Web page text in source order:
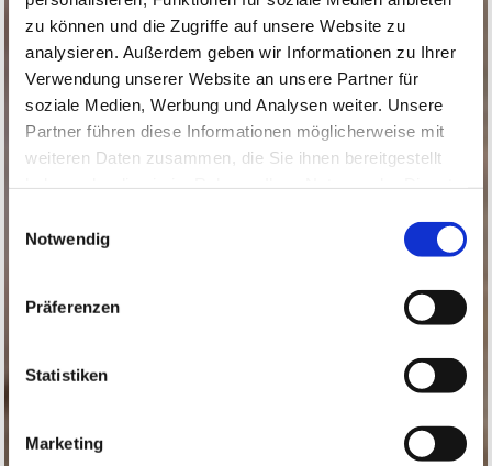
zu können und die Zugriffe auf unsere Website zu
analysieren. Außerdem geben wir Informationen zu Ihrer
Verwendung unserer Website an unsere Partner für
soziale Medien, Werbung und Analysen weiter. Unsere
Partner führen diese Informationen möglicherweise mit
weiteren Daten zusammen, die Sie ihnen bereitgestellt
Notwendig
Präferenzen
Statistiken
Marketing